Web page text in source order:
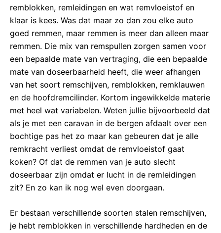
remblokken, remleidingen en wat remvloeistof en
klaar is kees. Was dat maar zo dan zou elke auto
goed remmen, maar remmen is meer dan alleen maar
remmen. Die mix van remspullen zorgen samen voor
een bepaalde mate van vertraging, die een bepaalde
mate van doseerbaarheid heeft, die weer afhangen
van het soort remschijven, remblokken, remklauwen
en de hoofdremcilinder. Kortom ingewikkelde materie
met heel wat variabelen. Weten jullie bijvoorbeeld dat
als je met een caravan in de bergen afdaalt over een
bochtige pas het zo maar kan gebeuren dat je alle
remkracht verliest omdat de remvloeistof gaat
koken? Of dat de remmen van je auto slecht
doseerbaar zijn omdat er lucht in de remleidingen
zit? En zo kan ik nog wel even doorgaan.
Er bestaan verschillende soorten stalen remschijven,
je hebt remblokken in verschillende hardheden en de